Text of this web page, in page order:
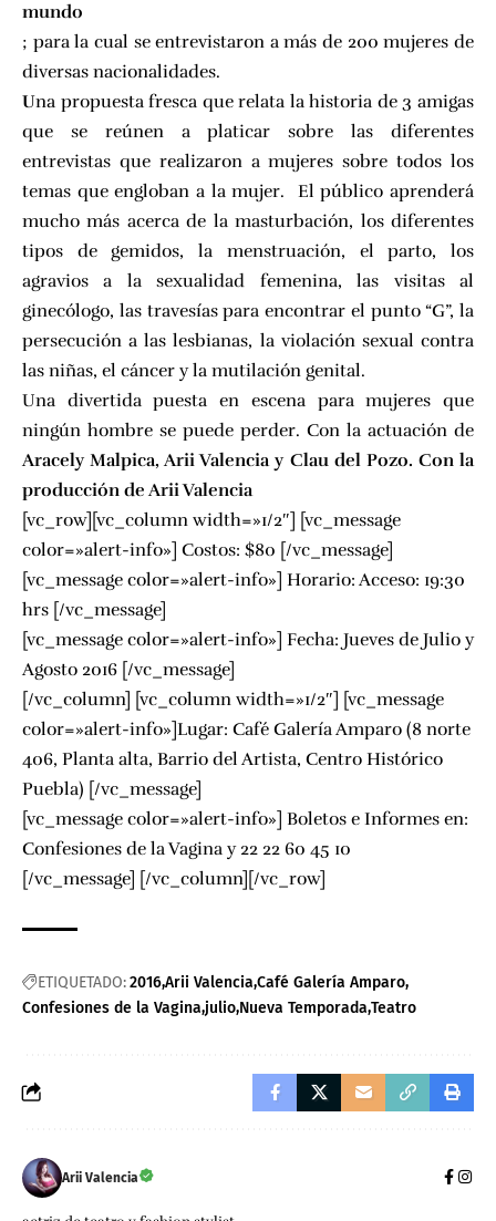
mundo
; para la cual se entrevistaron a más de 200 mujeres de
diversas nacionalidades.
Una propuesta fresca que relata la historia de 3 amigas
que se reúnen a platicar sobre las diferentes
entrevistas que realizaron a mujeres sobre todos los
temas que engloban a la mujer. El público aprenderá
mucho más acerca de la masturbación, los diferentes
tipos de gemidos, la menstruación, el parto, los
agravios a la sexualidad femenina, las visitas al
ginecólogo, las travesías para encontrar el punto “G”, la
persecución a las lesbianas, la violación sexual contra
las niñas, el cáncer y la mutilación genital.
Una divertida puesta en escena para mujeres que
ningún hombre se puede perder. Con la actuación de
Aracely Malpica, Arii Valencia y Clau del Pozo. Con la
producción de Arii Valencia
[vc_row][vc_column width=»1/2″] [vc_message
color=»alert-info»] Costos: $80 [/vc_message]
[vc_message color=»alert-info»] Horario: Acceso: 19:30
hrs [/vc_message]
[vc_message color=»alert-info»] Fecha: Jueves de Julio y
Agosto 2016 [/vc_message]
[/vc_column] [vc_column width=»1/2″] [vc_message
color=»alert-info»]Lugar: Café Galería Amparo (8 norte
406, Planta alta, Barrio del Artista, Centro Histórico
Puebla) [/vc_message]
[vc_message color=»alert-info»] Boletos e Informes en:
Confesiones de la Vagina y 22 22 60 45 10
[/vc_message] [/vc_column][/vc_row]
ETIQUETADO:2016Arii Valencia Café Galería Amparo
Confesiones de la Vagina julio Nueva Temporada Teatro
Arii Valencia